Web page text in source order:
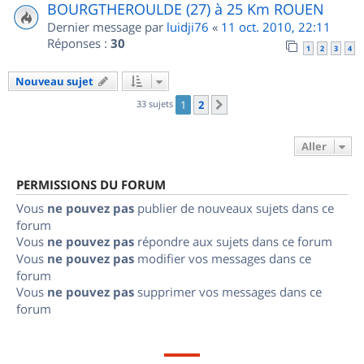
BOURGTHEROULDE (27) à 25 Km ROUEN
Dernier message par luidji76 « 11 oct. 2010, 22:11
Réponses : 30 1 2 3 4
Nouveau sujet
33 sujets 1 2
Aller
PERMISSIONS DU FORUM
Vous ne pouvez pas publier de nouveaux sujets dans ce
forum
Vous ne pouvez pas répondre aux sujets dans ce forum
Vous ne pouvez pas modifier vos messages dans ce
forum
Vous ne pouvez pas supprimer vos messages dans ce
forum